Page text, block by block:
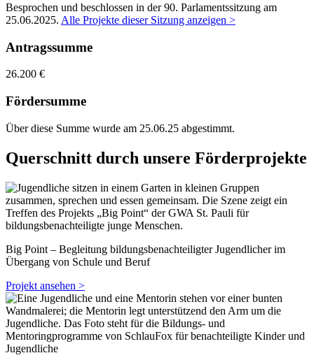
Besprochen und beschlossen in der 90. Parlamentssitzung am
25.06.2025. Alle Projekte dieser Sitzung anzeigen >
Antragssumme
26.200 €
Fördersumme
Über diese Summe wurde am 25.06.25 abgestimmt.
Querschnitt durch unsere Förderprojekte
Big Point – Begleitung bildungsbenachteiligter Jugendlicher im
Übergang von Schule und Beruf
Projekt ansehen >